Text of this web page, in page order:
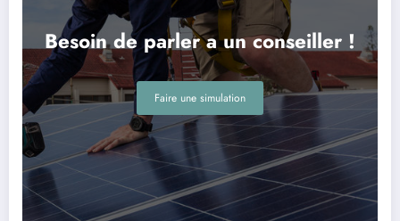
Besoin de parler a un conseiller !
Faire une simulation